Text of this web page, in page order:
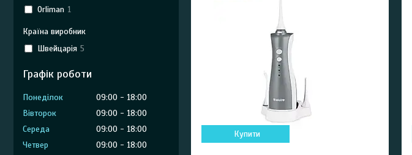
Купити
Orliman 1
Країна виробник
Швейцарія 5
Графік роботи
Понеділок 09:00
18:00
Вівторок
09:00
18:00
Середа
09:00
18:00
Четвер
09:00
18:00